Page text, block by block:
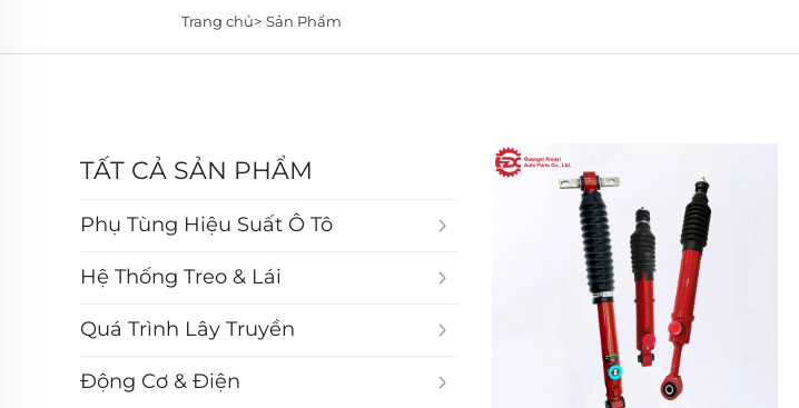
Trang chủ> Sản Phẩm
TẤT CẢ SẢN PHẨM
Phụ Tùng Hiệu Suất Ô Tô
Hệ Thống Treo & Lái
Quá Trình Lây Truyền
Động Cơ & Điện